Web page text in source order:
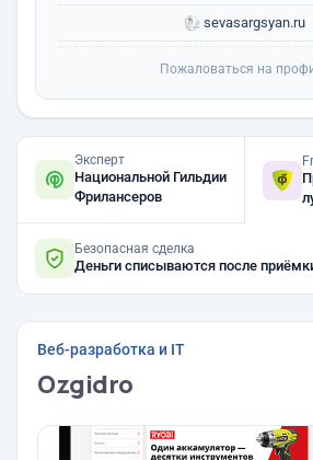
sevasargsyan.ru
Пожаловаться на
Эксперт
Национальной Гильдии
Фрилансеров
Безопасная сделка
Деньги списываются после
Веб-разработка и IT
Ozgidro